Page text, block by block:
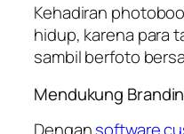
Kehadiran
hidup, karena para
sambil berfoto
Mendukung